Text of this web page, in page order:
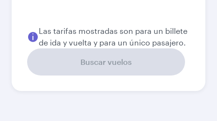
Las tarifas mostradas son para un billete
de ida y vuelta y para un único pasajero.
Buscar vuelos